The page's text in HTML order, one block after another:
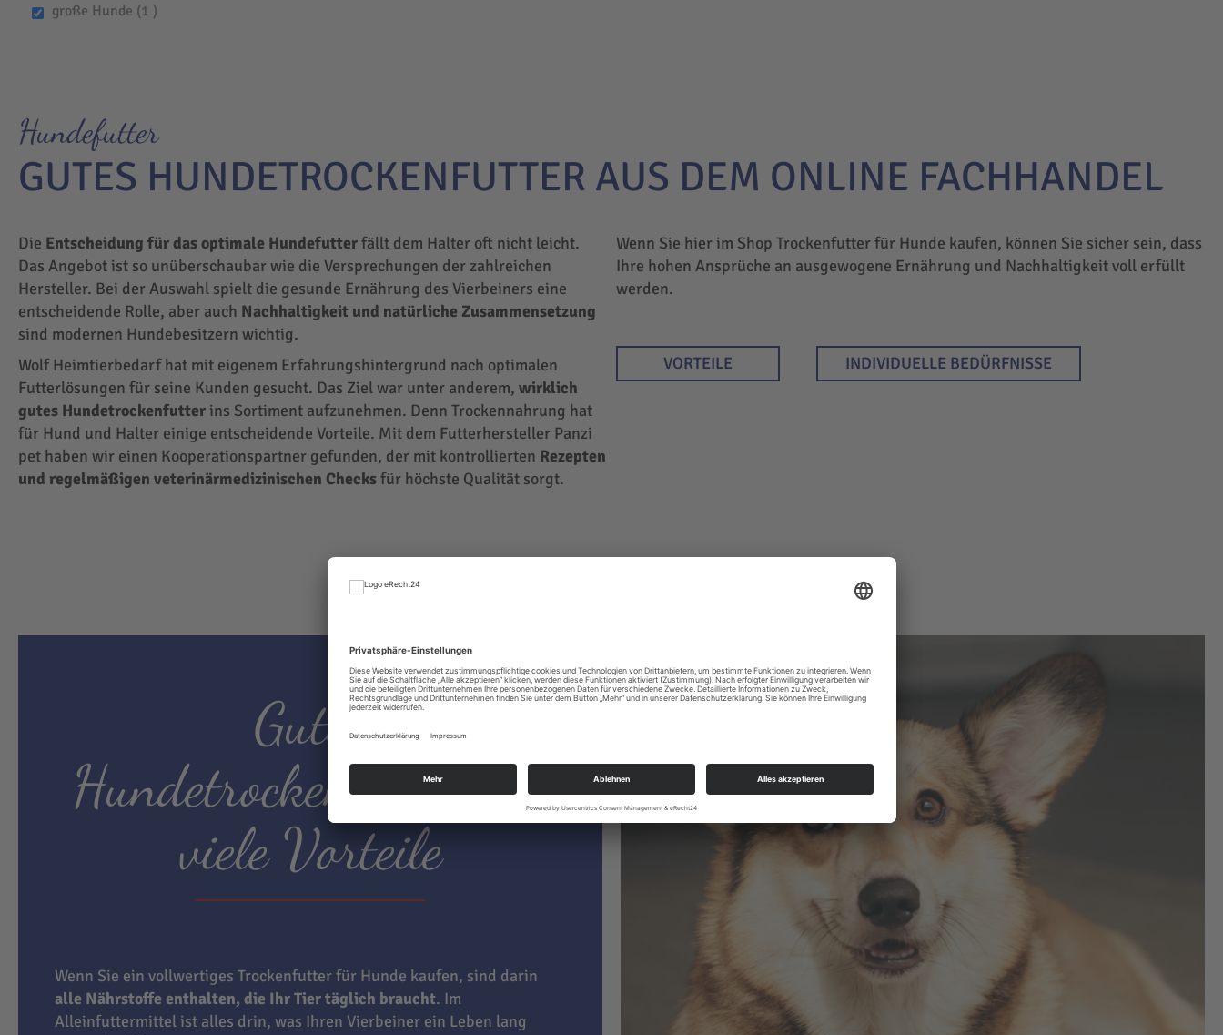
große Hunde 1 item
Hundefutter
GUTES HUNDETROCKENFUTTER AUS DEM ONLINE FACHHANDEL
Die Entscheidung für das optimale Hundefutterfällt dem Halter oft nicht leicht.
Das Angebot ist so unüberschaubar wie die Versprechungen der zahlreichen
Hersteller. Bei der Auswahl spielt die gesunde Ernährung des Vierbeiners eine
entscheidende Rolle, aber auch Nachhaltigkeit und natürliche Zusammensetzung
sind modernen Hundebesitzern wichtig.
Wolf Heimtierbedarf hat mit eigenem Erfahrungshintergrund nach optimalen
Futterlösungen für seine Kunden gesucht. Das Ziel war unter anderem, wirklich
gutes Hundetrockenfutter ins Sortiment aufzunehmen. Denn Trockennahrung hat
für Hund und Halter einige entscheidende Vorteile. Mit dem Futterhersteller Panzi
pet haben wir einen Kooperationspartner gefunden, der mit kontrollierten Rezepten
und regelmäßigen veterinärmedizinischen Checksfür höchste Qualität sorgt.
Wenn Sie hier im Shop Trockenfutter für Hunde kaufen, können Sie sicher sein, dass
Ihre hohen Ansprüche an ausgewogene Ernährung und Nachhaltigkeit voll erfüllt
werden.
VORTEILE INDIVIDUELLE BEDÜRFNISSE
Gutes
Hundetrockenfutter hat
viele Vorteile
Wenn Sie ein vollwertiges Trockenfutter für Hunde kaufen, sind darin
alle Nährstoffe enthalten, die Ihr Tier täglich braucht. Im
Alleinfuttermittel ist alles drin, was Ihren Vierbeiner ein Leben lang